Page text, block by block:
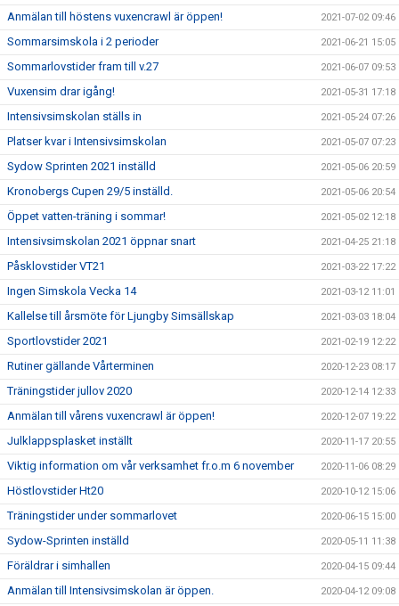
Anmälan till höstens vuxencrawl är öppen! 2021-07-02 09:46
Sommarsimskola i 2 perioder 2021-06-21 15:05
Sommarlovstider fram till v.27 2021-06-07 09:53
Vuxensim drar igång! 2021-05-31 17:18
Intensivsimskolan ställs in 2021-05-24 07:26
Platser kvar i Intensivsimskolan 2021-05-07 07:23
Sydow Sprinten 2021 inställd 2021-05-06 20:59
Kronobergs Cupen 29/5 inställd. 2021-05-06 20:54
Öppet vatten-träning i sommar! 2021-05-02 12:18
Intensivsimskolan 2021 öppnar snart 2021-04-25 21:18
Påsklovstider VT21 2021-03-22 17:22
Ingen Simskola Vecka 14 2021-03-12 11:01
Kallelse till årsmöte för Ljungby Simsällskap 2021-03-03 18:04
Sportlovstider 2021 2021-02-19 12:22
Rutiner gällande Vårterminen 2020-12-23 08:17
Träningstider jullov 2020 2020-12-14 12:33
Anmälan till vårens vuxencrawl är öppen! 2020-12-07 19:22
Julklappsplasket inställt 2020-11-17 20:55
Viktig information om vår verksamhet fr.o.m 6 november 2020-11-06 08:29
Höstlovstider Ht20 2020-10-12 15:06
Träningstider under sommarlovet 2020-06-15 15:00
Sydow-Sprinten inställd 2020-05-11 11:38
Föräldrar i simhallen 2020-04-15 09:44
Anmälan till Intensivsimskolan är öppen. 2020-04-12 09:08